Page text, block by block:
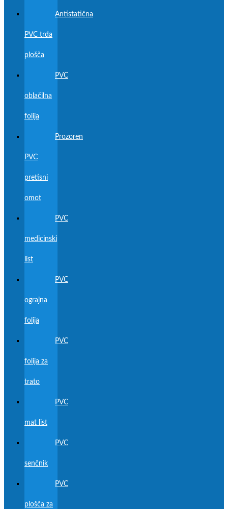
Antistatična
PVC trda
plošča
PVC
oblačilna
folija
Prozoren
PVC
pretisni
omot
PVC
medicinski
list
PVC
ograjna
folija
PVC
folija za
trato
PVC
mat list
PVC
senčnik
PVC
plošča za